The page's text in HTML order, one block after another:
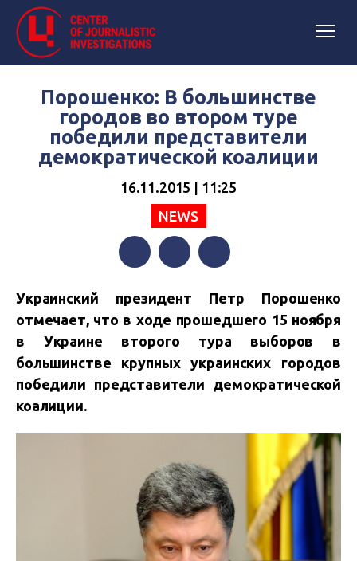
Порошенко: В большинстве
городов во втором туре
победили представители
демократической коалиции
16.11.2015 | 11:25
NEWS
Украинский президент Петр Порошенко
отмечает, что в ходе прошедшего 15 ноября
в Украине второго тура выборов в
большинстве крупных украинских городов
победили представители демократической
коалиции.